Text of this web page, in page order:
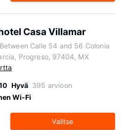
Casa Villamar
Calle 54 and 56 Colonia
Progreso, 97404, MX
Hyvä 395 arvioon
Wi-Fi
Valitse